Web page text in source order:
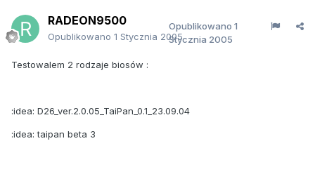
RADEON9500
Opublikowano 1 Stycznia 2005
Opublikowano 1
Stycznia 2005
Testowalem 2 rodzaje biosów :
:idea: D26_ver.2.0.05_TaiPan_0.1_23.09.04
:idea: taipan beta 3